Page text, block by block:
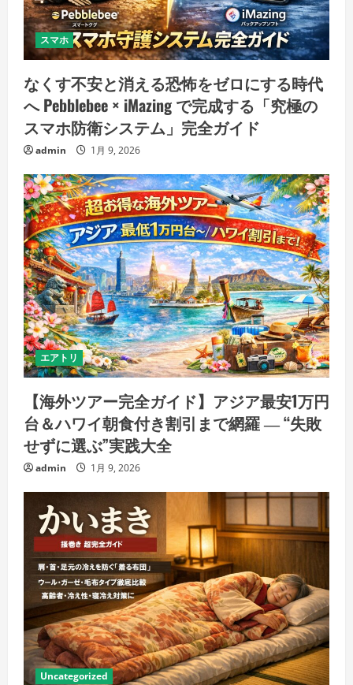
スマホ
なくす不安と消える恐怖をゼロにする時代
へ Pebblebee × iMazing で完成する「究極の
スマホ防衛システム」完全ガイド
admin 1月 9, 2026
エアトリ
【海外ツアー完全ガイド】アジア最安1万円
台＆ハワイ朝食付き割引まで網羅 ― “失敗
せずに選ぶ”実践大全
admin 1月 9, 2026
Uncategorized